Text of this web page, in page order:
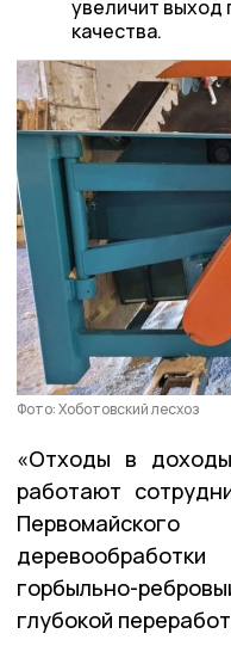
увеличит выход
качества.
Фото: Хоботовский лесхоз
«Отходы в
работают
горбыльно-
глубокой